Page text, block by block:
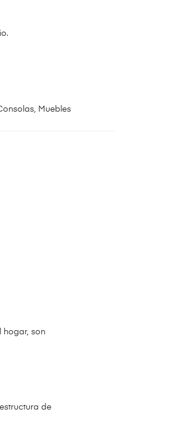
, Muebles
hogar, son
de